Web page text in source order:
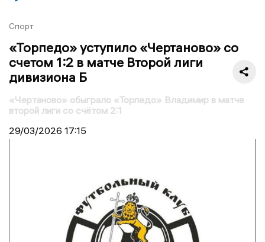
Спорт
«Торпедо» уступило «Чертаново» со
счетом 1:2 в матче Второй лиги
дивизиона Б
«Чертаново» обыграло «Торпедо» Владимир в матче
второй лиги со счётом 2:1
29/03/2026 17:15